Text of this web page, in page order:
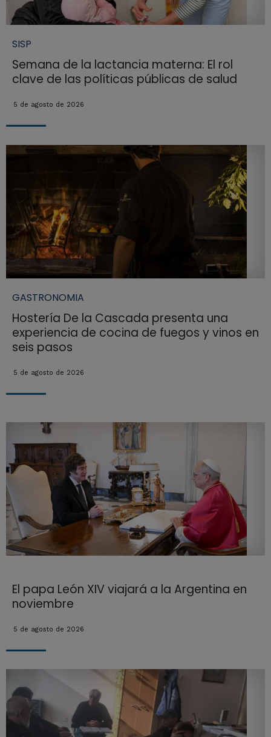
SISP
Semana de la lactancia materna: El rol
clave de las políticas públicas de salud
5 de agosto de 2026
GASTRONOMIA
Hostería De la Cascada presenta una
experiencia de cocina de fuegos y vinos en
seis pasos
5 de agosto de 2026
El papa León XIV viajará a la Argentina en
noviembre
5 de agosto de 2026